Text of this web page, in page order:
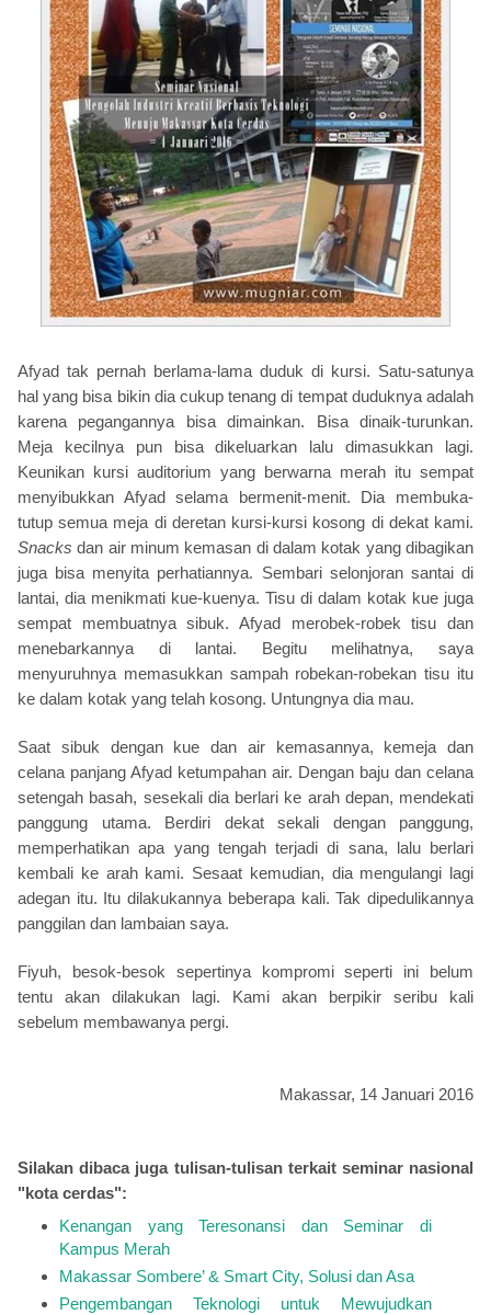
Afyad tak pernah berlama-lama duduk di kursi. Satu-satunya
hal yang bisa bikin dia cukup tenang di tempat duduknya adalah
karena pegangannya bisa dimainkan. Bisa dinaik-turunkan.
Meja kecilnya pun bisa dikeluarkan lalu dimasukkan lagi.
Keunikan kursi auditorium yang berwarna merah itu sempat
menyibukkan Afyad selama bermenit-menit. Dia membuka-
tutup semua meja di deretan kursi-kursi kosong di dekat kami.
Snacksdan air minum kemasan di dalam kotak yang dibagikan
juga bisa menyita perhatiannya. Sembari selonjoran santai di
lantai, dia menikmati kue-kuenya. Tisu di dalam kotak kue juga
sempat membuatnya sibuk. Afyad merobek-robek tisu dan
menebarkannya di lantai. Begitu melihatnya, saya
menyuruhnya memasukkan sampah robekan-robekan tisu itu
ke dalam kotak yang telah kosong. Untungnya dia mau.
Saat sibuk dengan kue dan air kemasannya, kemeja dan
celana panjang Afyad ketumpahan air. Dengan baju dan celana
setengah basah, sesekali dia berlari ke arah depan, mendekati
panggung utama. Berdiri dekat sekali dengan panggung,
memperhatikan apa yang tengah terjadi di sana, lalu berlari
kembali ke arah kami. Sesaat kemudian, dia mengulangi lagi
adegan itu. Itu dilakukannya beberapa kali. Tak dipedulikannya
panggilan dan lambaian saya.
Fiyuh, besok-besok sepertinya kompromi seperti ini belum
tentu akan dilakukan lagi. Kami akan berpikir seribu kali
sebelum membawanya pergi.
Makassar, 14 Januari 2016
Silakan dibaca juga tulisan-tulisan terkait seminar nasional
"kota cerdas":
Kenangan yang Teresonansi dan Seminar di
Kampus Merah
Makassar Sombere’ & Smart City, Solusi dan Asa
Pengembangan Teknologi untuk Mewujudkan